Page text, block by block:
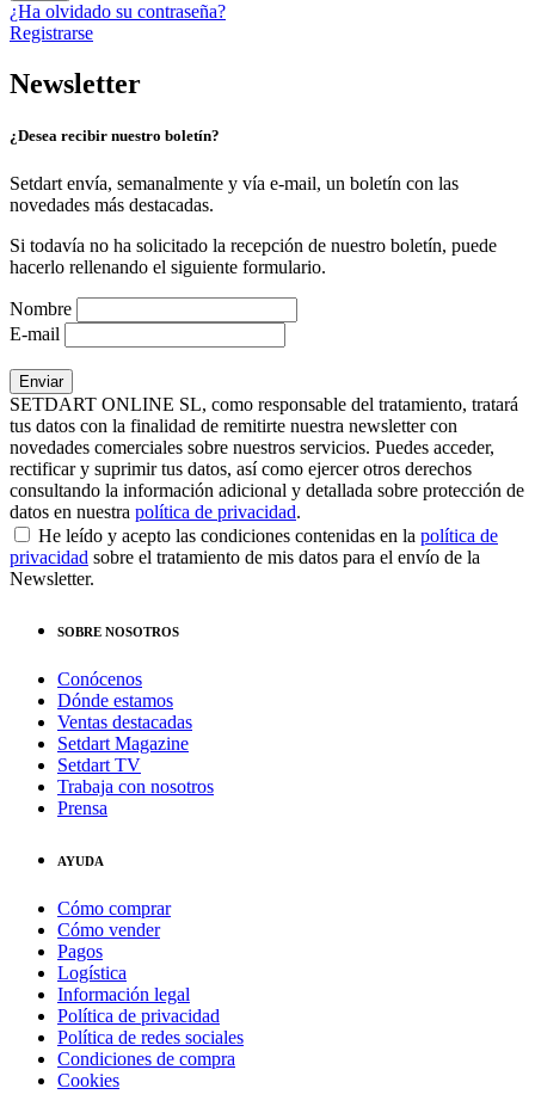
¿Ha olvidado su contraseña?
Registrarse
Newsletter
¿Desea recibir nuestro boletín?
Setdart envía, semanalmente y vía e-mail, un boletín con las
novedades más destacadas.
Si todavía no ha solicitado la recepción de nuestro boletín, puede
hacerlo rellenando el siguiente formulario.
Nombre
E-mail
SETDART ONLINE SL, como responsable del tratamiento, tratará
tus datos con la finalidad de remitirte nuestra newsletter con
novedades comerciales sobre nuestros servicios. Puedes acceder,
rectificar y suprimir tus datos, así como ejercer otros derechos
consultando la información adicional y detallada sobre protección de
datos en nuestra política de privacidad.
He leído y acepto las condiciones contenidas en la política de
privacidad sobre el tratamiento de mis datos para el envío de la
Newsletter.
SOBRE NOSOTROS
Conócenos
Dónde estamos
Ventas destacadas
Setdart Magazine
Setdart TV
Trabaja con nosotros
Prensa
AYUDA
Cómo comprar
Cómo vender
Pagos
Logística
Información legal
Política de privacidad
Política de redes sociales
Condiciones de compra
Cookies